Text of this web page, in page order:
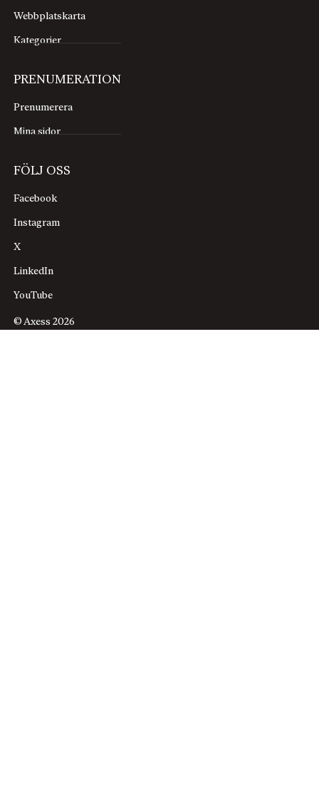
Webbplatskarta
Kategorier
PRENUMERATION
Prenumerera
Mina sidor
FÖLJ OSS
Facebook
Instagram
X
LinkedIn
YouTube
© Axess 2026